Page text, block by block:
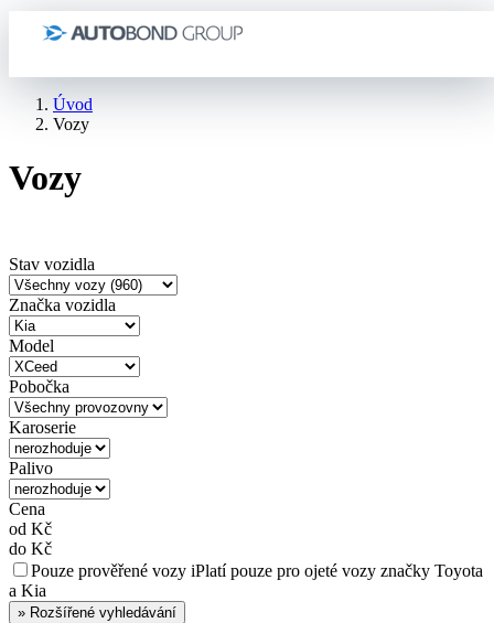
Úvod
Vozy
Vozy
Stav vozidla
Značka vozidla
Model
Pobočka
Karoserie
Palivo
Cena
od Kč
do Kč
Pouze prověřené vozy iPlatí pouze pro ojeté vozy značky Toyota
a Kia
» Rozšířené vyhledávání